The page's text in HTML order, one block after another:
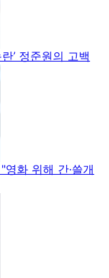
’ 정준원의 고백
화 위해 간·쓸개